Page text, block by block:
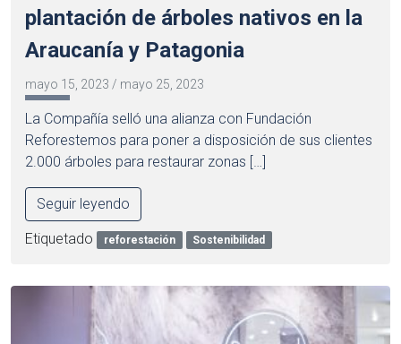
plantación de árboles nativos en la
Araucanía y Patagonia
mayo 15, 2023 / mayo 25, 2023
La Compañía selló una alianza con Fundación
Reforestemos para poner a disposición de sus clientes
2.000 árboles para restaurar zonas […]
Seguir leyendo
Etiquetado reforestación Sostenibilidad